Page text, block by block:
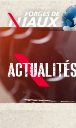
au
contenu
principal